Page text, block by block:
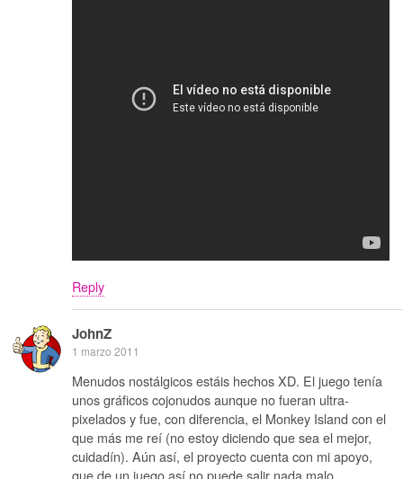
Reply
JohnZ
1 marzo 2011
Menudos nostálgicos estáis hechos XD. El juego tenía
unos gráficos cojonudos aunque no fueran ultra-
pixelados y fue, con diferencia, el Monkey Island con el
que más me reí (no estoy diciendo que sea el mejor,
cuidadín). Aún así, el proyecto cuenta con mi apoyo,
que de un juego así no puede salir nada malo.